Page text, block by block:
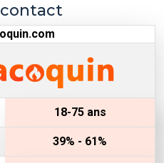
contact
18-75 ans
39% - 61%